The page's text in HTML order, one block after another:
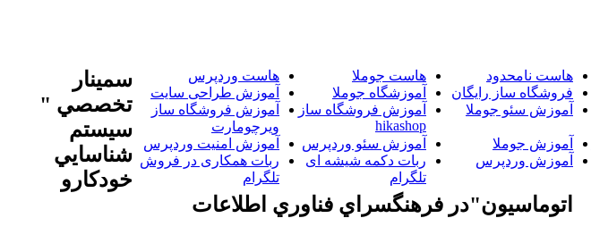
هاست نامحدود هاست جوملا
هاست وردپرس
فروشگاه ساز رایگان آموزشگاه جوملا
آموزش طراحی سایت
آموزش سئو جوملا
آموزش فروشگاه ساز
hikashop
آموزش فروشگاه ساز
ویرچومارت
آموزش جوملا آموزش سئو وردپرس
آموزش امنیت وردپرس
آموزش وردپرس
ربات دکمه شیشه ای
تلگرام
ربات همکاری در فروش
تلگرام
سمينار
تخصصي "
سيستم
شناسايي
خودکارو
اتوماسيون"در فرهنگسراي فناوري اطلاعات